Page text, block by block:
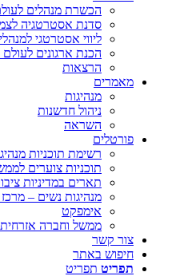
הכשרת מנהלים לעולם החדש
סדנת אסטרטגיה לצמיחה
ליווי אסטרטגי למנהלים ויזמים
הכנת ארגונים לעולם החדש
הרצאות
מנהיגות
ניהול חדשנות
השראה
רשימת תוכניות מנהיגות
תוכניות צוערים לממשל
תארים במדיניות ציבורית
מנהיגות נשים – מרכז משאבים
אימפקט
ממשל וחברה אזרחית
קשר
באתר
תפריט